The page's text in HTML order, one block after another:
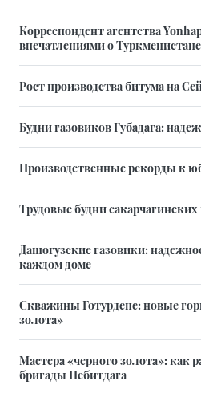
Корреспондент агентства
впечатлениями о Туркменистане
Рост производства битума на
Будни газовиков Губадага:
Производственные рекорды к
Трудовые будни сакарчагинских
Дашогузские газовики:
каждом доме
Скважины Готурдепе: новые
золота»
Мастера «черного золота»: как
бригады Небитдага